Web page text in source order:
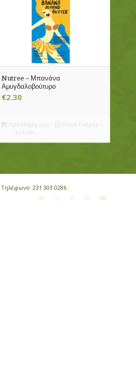
Nutree – Μπανάνα
Αμυγδαλοβούτυρο
€2.30
Τηλέφωνο: 231 303 0286